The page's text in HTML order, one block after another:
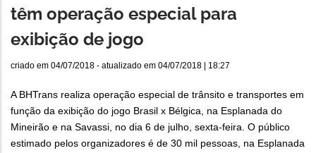
têm operação especial para
exibição de jogo
criado em 04/07/2018 - atualizado em 04/07/2018 | 18:27
A BHTrans realiza operação especial de trânsito e transportes em
função da exibição do jogo Brasil x Bélgica, na Esplanada do
Mineirão e na Savassi, no dia 6 de julho, sexta-feira. O público
estimado pelos organizadores é de 30 mil pessoas, na Esplanada